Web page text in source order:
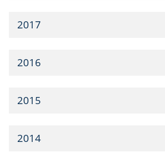
2017
2016
2015
2014